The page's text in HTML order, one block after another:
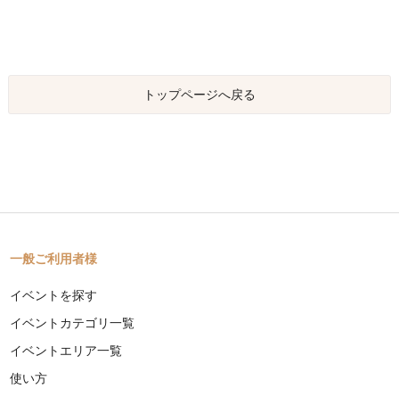
トップページへ戻る
一般ご利用者様
イベントを探す
イベントカテゴリ一覧
イベントエリア一覧
使い方